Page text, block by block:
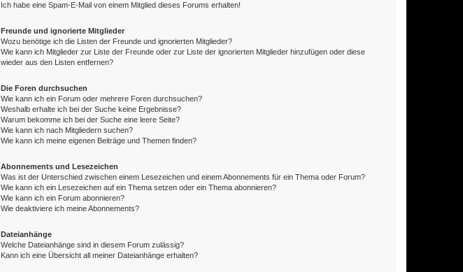
Ich habe eine Spam-E-Mail von einem Mitglied dieses Forums erhalten!
Freunde und ignorierte Mitglieder
Wozu benötige ich die Listen der Freunde und ignorierten Mitglieder?
Wie kann ich Mitglieder zur Liste der Freunde oder zur Liste der ignorierten Mitglieder hinzufügen oder diese
wieder aus den Listen entfernen?
Die Foren durchsuchen
Wie kann ich ein Forum oder mehrere Foren durchsuchen?
Weshalb erhalte ich bei der Suche keine Ergebnisse?
Warum bekomme ich bei der Suche eine leere Seite?
Wie kann ich nach Mitgliedern suchen?
Wie kann ich meine eigenen Beiträge und Themen finden?
Abonnements und Lesezeichen
Was ist der Unterschied zwischen einem Lesezeichen und einem Abonnements für ein Thema oder Forum?
Wie kann ich ein Lesezeichen auf ein Thema setzen oder ein Thema abonnieren?
Wie kann ich ein Forum abonnieren?
Wie deaktiviere ich meine Abonnements?
Dateianhänge
Welche Dateianhänge sind in diesem Forum zulässig?
Kann ich eine Übersicht all meiner Dateianhänge erhalten?